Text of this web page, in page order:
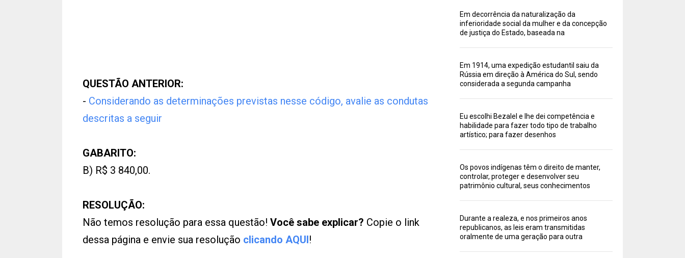
QUESTÃO ANTERIOR:
- Considerando as determinações previstas nesse código, avalie as condutas
descritas a seguir
GABARITO:
B) R$ 3 840,00.
RESOLUÇÃO:
Não temos resolução para essa questão! Você sabe explicar? Copie o link
dessa página e envie sua resolução clicando AQUI!
Em decorrência da naturalização da
inferioridade social da mulher e da concepção
de justiça do Estado, baseada na
Em 1914, uma expedição estudantil saiu da
Rússia em direção à América do Sul, sendo
considerada a segunda campanha
Eu escolhi Bezalel e lhe dei competência e
habilidade para fazer todo tipo de trabalho
artístico; para fazer desenhos
Os povos indígenas têm o direito de manter,
controlar, proteger e desenvolver seu
patrimônio cultural, seus conhecimentos
Durante a realeza, e nos primeiros anos
republicanos, as leis eram transmitidas
oralmente de uma geração para outra